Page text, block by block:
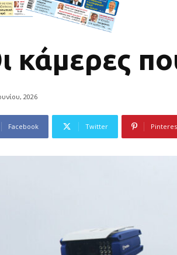
κάμερες
2026
Facebook Twitter